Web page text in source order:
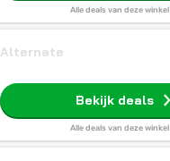
Alle deals van deze winkel
Alternate
Bekijk deals
Alle deals van deze winkel